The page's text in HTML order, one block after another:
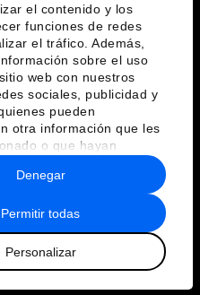
el contenido y los
funciones de redes
el tráfico. Además,
sobre el uso
web con nuestros
sociales, publicidad y
pueden
otra información que les
o que hayan
del uso que haya
Permitir todas
Personalizar
Denegar
y normas de uso
Mundial